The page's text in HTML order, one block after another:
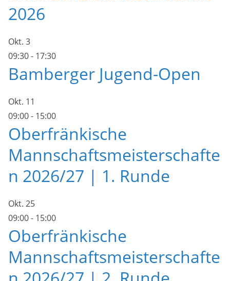
2026
Okt. 3
09:30- 17:30
Bamberger Jugend-Open
Okt. 11
09:00- 15:00
Oberfränkische
Mannschaftsmeisterschafte
n 2026/27 | 1. Runde
Okt. 25
09:00- 15:00
Oberfränkische
Mannschaftsmeisterschafte